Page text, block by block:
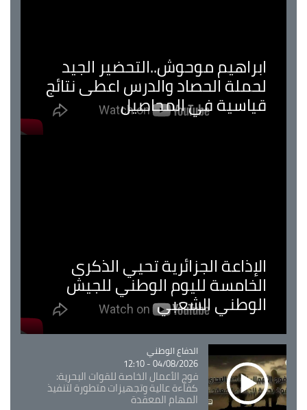
ابراهيم موحوش..التحضير الجيد
لحملة الحصاد والدرس اعطى نتائج
قياسية في المحاصيل
الإذاعة الجزائرية تحيي الذكرى
الخامسة لليوم الوطني للجيش
الوطني الشعبي
Catégorie
الدفاع الوطني
04/08/2026 - 12:10
فوج الأعمال الخاصة للقوات البحرية:
كفاءة عالية وتجهيزات متطورة لتنفيذ
المهام المعقدة